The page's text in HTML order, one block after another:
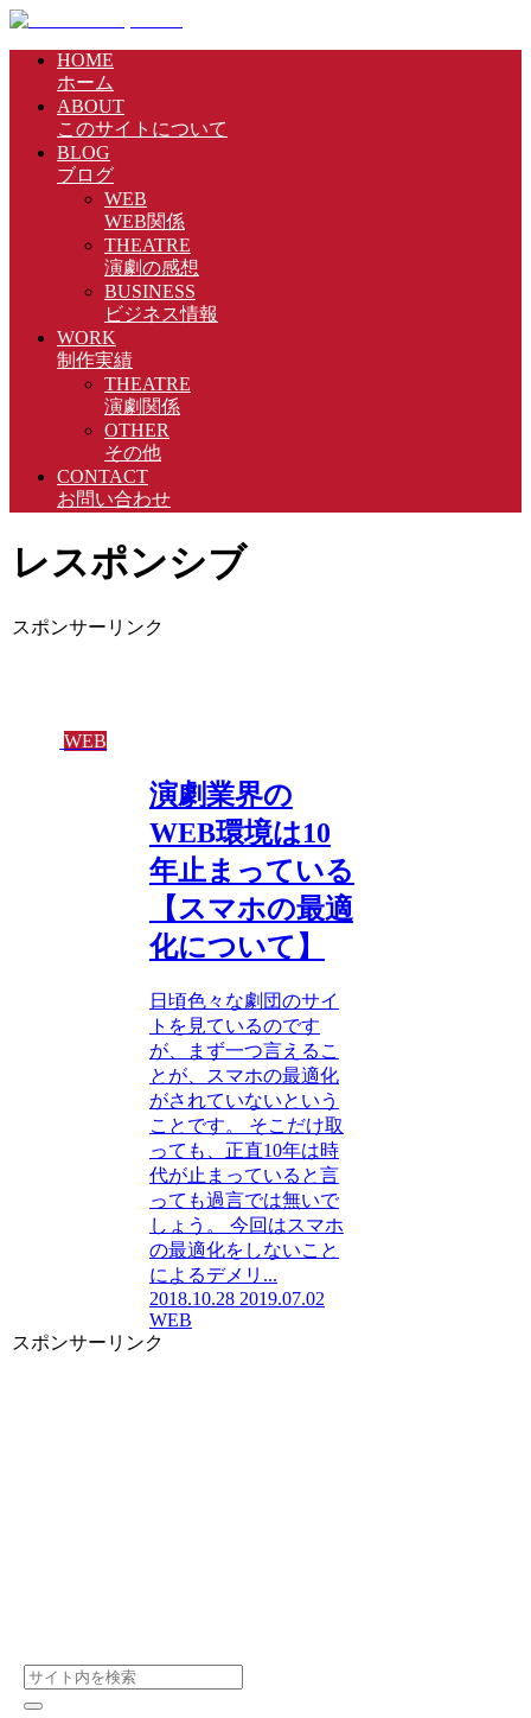
HOME
ホーム
ABOUT
このサイトについて
BLOG
ブログ
WEB
WEB関係
THEATRE
演劇の感想
BUSINESS
ビジネス情報
WORK
制作実績
THEATRE
演劇関係
OTHER
その他
CONTACT
お問い合わせ
レスポンシブ
スポンサーリンク
WEB
演劇業界の
WEB環境は10
年止まっている
【スマホの最適
化について】
日頃色々な劇団のサイ
トを見ているのです
が、まず一つ言えるこ
とが、スマホの最適化
がされていないという
ことです。 そこだけ取
っても、正直10年は時
代が止まっていると言
っても過言では無いで
しょう。 今回はスマホ
の最適化をしないこと
によるデメリ...
2018.10.28 2019.07.02
WEB
スポンサーリンク